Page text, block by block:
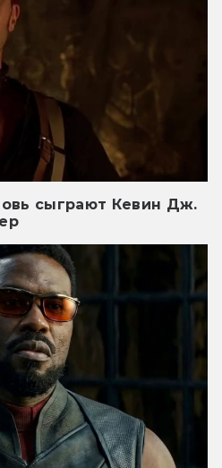
сыграют Кевин Дж.